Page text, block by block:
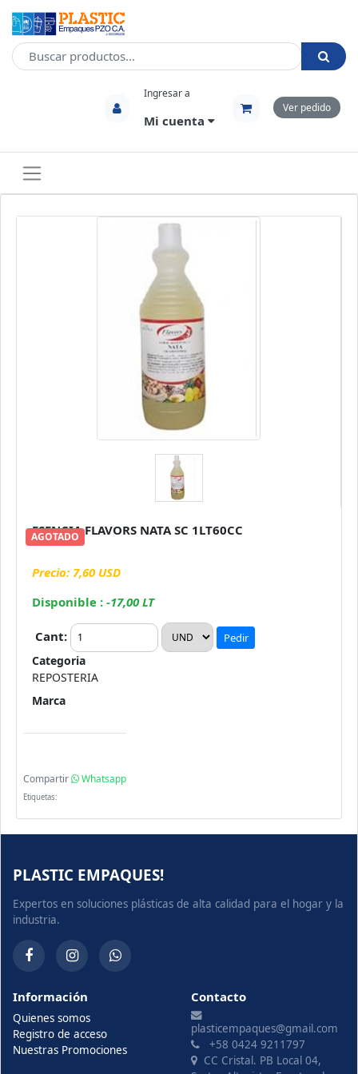
Ingresar a
Mi cuenta
Ver pedido
ESENCIA FLAVORS NATA SC 1LT60CC
Precio: 7,60 USD
Disponible : -17,00 LT
AGOTADO
Cant: Pedir
Categoria
REPOSTERIA
Marca
Compartir Whatsapp
Etiquetas:
PLASTIC EMPAQUES!
Expertos en soluciones plásticas de alta calidad para el hogar y la
industria.
Información
Quienes somos
Registro de acceso
Nuestras Promociones
Contacto
plasticempaques@gmail.com
+58 0424 9211797
CC Cristal. PB Local 04,